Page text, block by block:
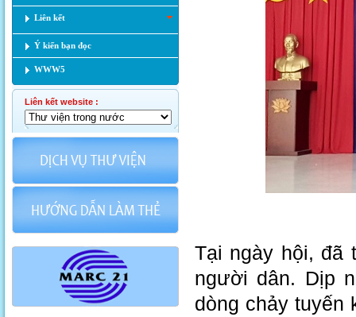
Liên kết
Ý kiến bạn đọc
WWW5
Liên kết website :
Tại ngày hội, đã
người dân. Dịp
dòng chảy tuyến